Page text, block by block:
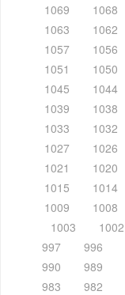
1069
1068
1063
1062
1057
1056
1051
1050
1045
1044
1039
1038
1033
1032
1027
1026
1021
1020
1015
1014
1009
1008
1003
1002
997
996
990
989
983
982